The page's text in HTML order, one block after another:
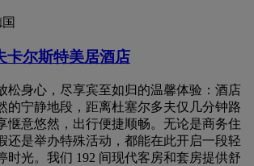
卡尔斯特美居酒店
松身心，尽享宾至如归的温馨体验：酒店
的宁静地段，距离杜塞尔多夫仅几分钟路
惬意悠然，出行便捷顺畅。无论是商务住
还是举办特殊活动，都能在此开启一段轻
时光。我们 192 间现代客房和套房提供舒